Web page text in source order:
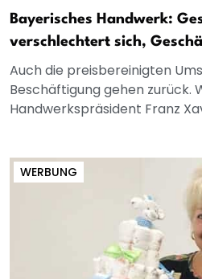
Bayerisches Handwerk:
verschlechtert sich,
Auch die preisbereinigten
Beschäftigung gehen zurück.
Handwerkspräsident Franz
WERBUNG